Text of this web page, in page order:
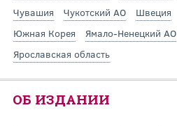
Чувашия
Чукотский АО Швеция
Южная Корея
Ямало-Ненецкий АО
Ярославская область
ОБ ИЗДАНИИ